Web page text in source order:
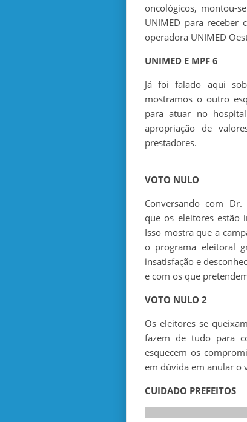
oncológicos, montou-
UNIMED para receber
operadora UNIMED
UNIMED E MPF 6
Já foi falado aqui
mostramos o outro
para atuar no
apropriação de
prestadores.
VOTO NULO
Conversando com
que os eleitores estão
Isso mostra que a
o programa eleitoral
insatisfação e
e com os que
VOTO NULO 2
Os eleitores se
fazem de tudo para
esquecem os
em dúvida em anular o
CUIDADO PREFEITOS